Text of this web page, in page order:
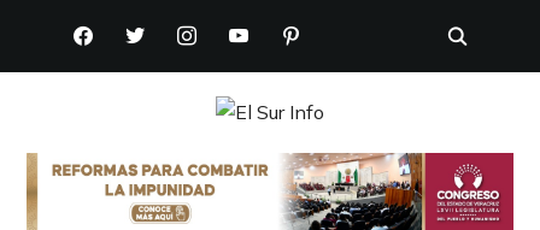
FACEBOOKTWITTERINSTAGRAMYOUTUBEPINTEREST